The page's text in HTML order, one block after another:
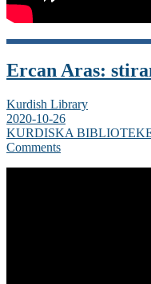
Ercan Aras:
Kurdish Library
2020-10-26
KURDISKA
Comments